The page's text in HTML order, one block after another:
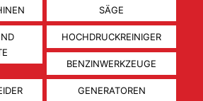
SÄGE
HOCHDRUCKREINIGER
BENZINWERKZEUGE
GENERATOREN